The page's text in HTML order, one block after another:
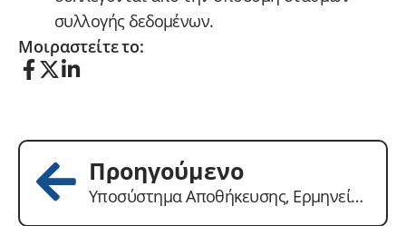
συλλογής δεδομένων.
Μοιραστείτε το:
Προηγούμενο
Υποσύστημα Αποθήκευσης, Ερμηνείας και Απεικόνισης Δεδομένων